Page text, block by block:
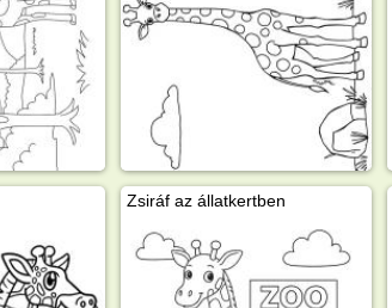
Zsiráf az állatkertben